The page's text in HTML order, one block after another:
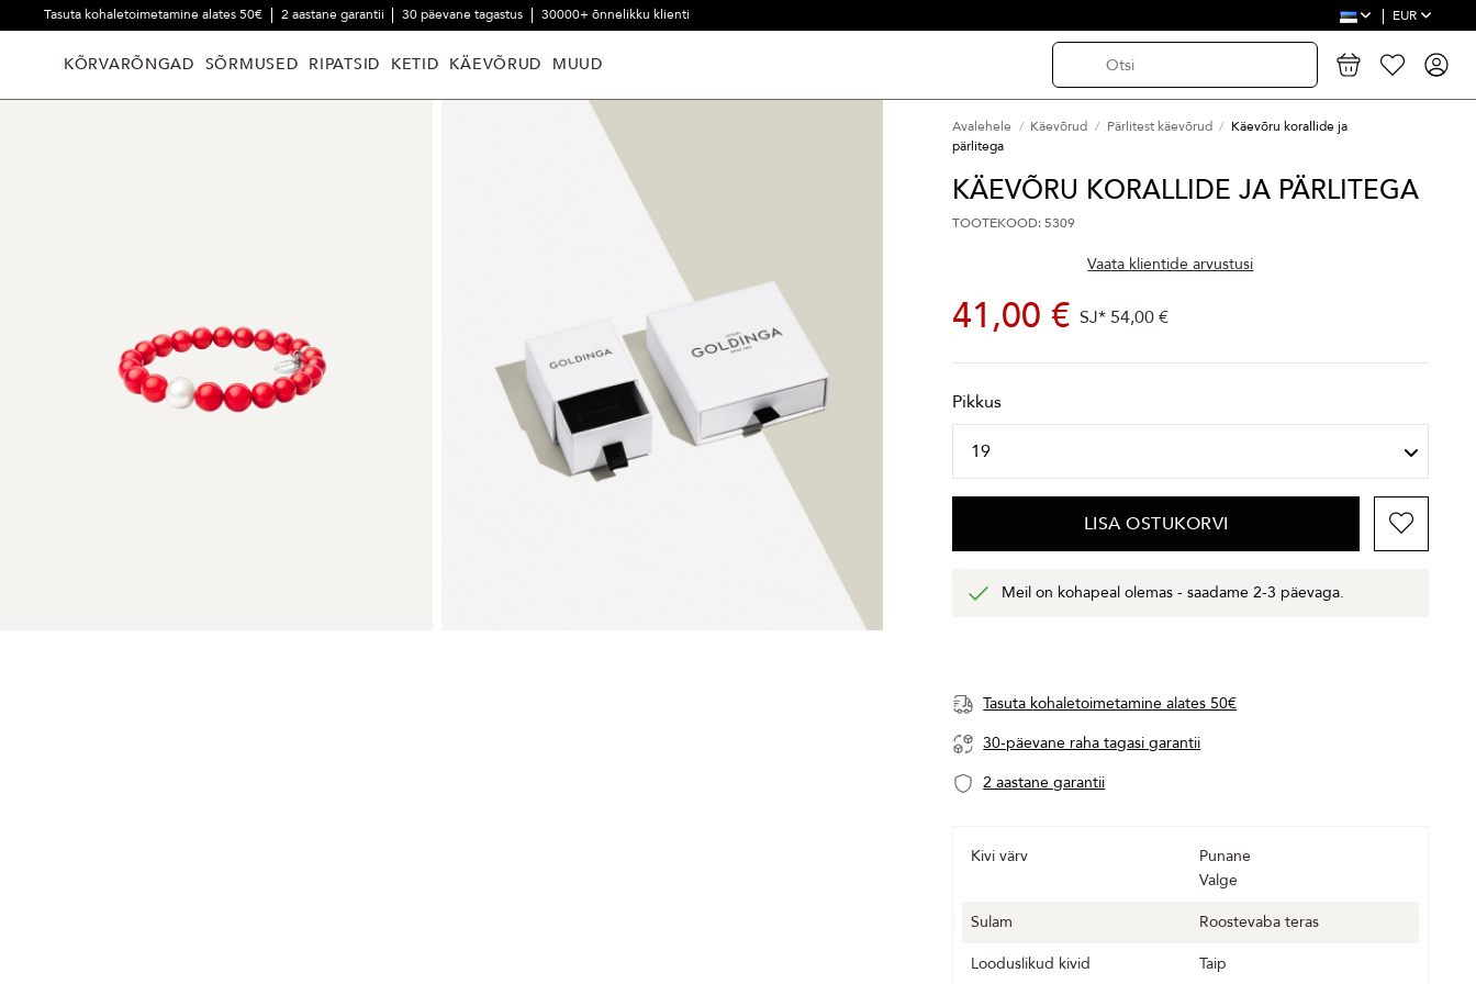
Tasuta kohaletoimetamine alates 50€ 2 aastane garantii 30 päevane tagastus 30000+ õnnelikku klienti EUR
KÕRVARÕNGAD SÕRMUSED RIPATSID KETID KÄEVÕRUD MUUD
Avalehele Käevõrud Pärlitest käevõrud
Käevõru korallide ja
pärlitega
KÄEVÕRU KORALLIDE JA PÄRLITEGA
TOOTEKOOD: 5309
Vaata klientide arvustusi
41,00 € SJ* 54,00 €
Pikkus
LISA OSTUKORVI
Meil on kohapeal olemas - saadame 2-3 päevaga.
Tasuta kohaletoimetamine alates 50€
30-päevane raha tagasi garantii
2 aastane garantii
Kivi värv
Punane
Valge
Sulam
Roostevaba teras
Looduslikud kivid
Taip